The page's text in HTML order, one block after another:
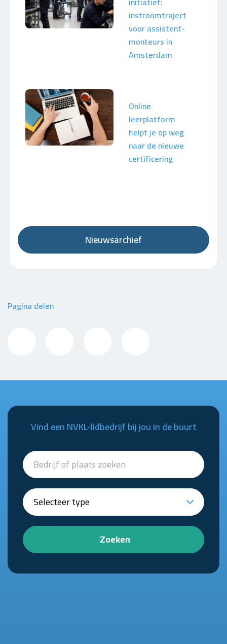
instroomtraject
voor assistent-
monteurs in
Amsterdam
Online
leerplatform
helpt je op weg
naar de nieuwe
certificering
Nieuwsarchief
Pagina delen
Vind een NVKL-lidbedrijf bij jou in de buurt
Zoeken